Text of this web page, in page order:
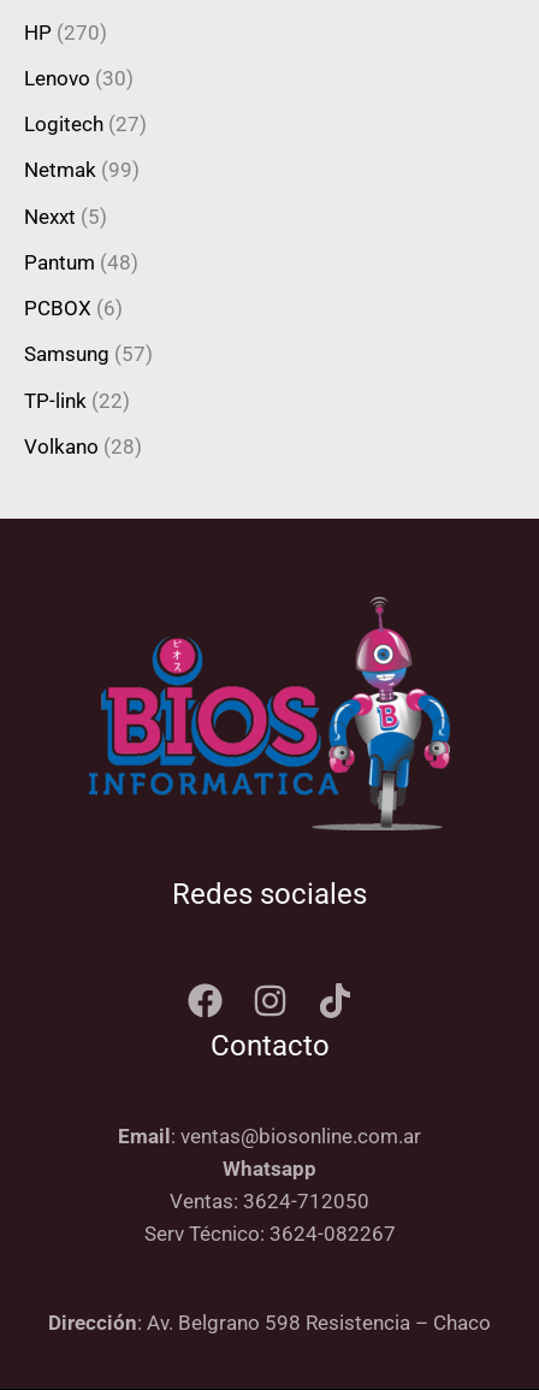
HP (270)
Lenovo (30)
Logitech (27)
Netmak (99)
Nexxt (5)
Pantum (48)
PCBOX (6)
Samsung (57)
TP-link (22)
Volkano (28)
Redes sociales
Contacto
Email: ventas@biosonline.com.ar
Whatsapp
Ventas: 3624-712050
Serv Técnico: 3624-082267
Dirección: Av. Belgrano 598 Resistencia – Chaco